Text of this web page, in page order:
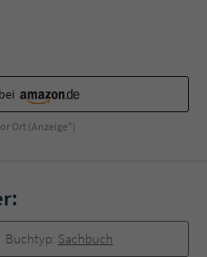
Ort (Anzeige*)
Buchtyp: Sachbuch